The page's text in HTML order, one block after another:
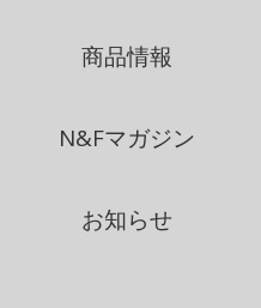
商品情報
N&Fマガジン
お知らせ